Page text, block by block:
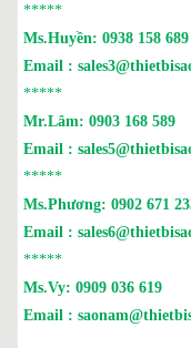
*****
Ms.Huyền: 0938 158 689
Email :
*****
Mr.Lâm: 0903 168 589
Email :
*****
Ms.Phương: 0902 671
Email :
*****
Ms.Vy: 0909 036 619
Email :